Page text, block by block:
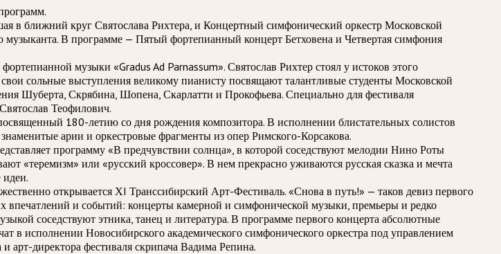
в ближний круг Святослава Рихтера, и Концертный симфонический оркестр Московской
В программе — Пятый фортепианный концерт Бетховена и Четвертая симфония
музыки «Gradus Ad Parnassum». Святослав Рихтер стоял у истоков этого
сольные выступления великому пианисту посвящают талантливые студенты Московской
Шуберта, Скрябина, Шопена, Скарлатти и Прокофьева. Специально для фестиваля
Теофилович.
180-летию со дня рождения композитора. В исполнении блистательных солистов
арии и оркестровые фрагменты из опер Римского-Корсакова.
программу «В предчувствии солнца», в которой соседствуют мелодии Нино Роты
«теремизм» или «русский кроссовер». В нем прекрасно уживаются русская сказка и мечта
идеи.
открывается ХI Транссибирский Арт-Фестиваль. «Снова в путь!» — таков девиз первого
впечатлений и событий: концерты камерной и симфонической музыки, премьеры и редко
соседствуют этника, танец и литература. В программе первого концерта абсолютные
в исполнении Новосибирского академического симфонического оркестра под управлением
директора фестиваля скрипача Вадима Репина.